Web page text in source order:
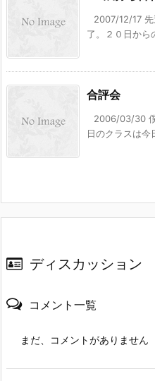
2007/12/17
了。２０日から
合評会
2006/03/30
日のクラスは今
ディスカッション
コメント一覧
まだ、コメントがありません